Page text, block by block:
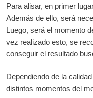
Para alisar, en primer
Además de ello, será
Luego, será el momento
vez realizado esto, se
conseguir el resultado
Dependiendo de la
distintos momentos del